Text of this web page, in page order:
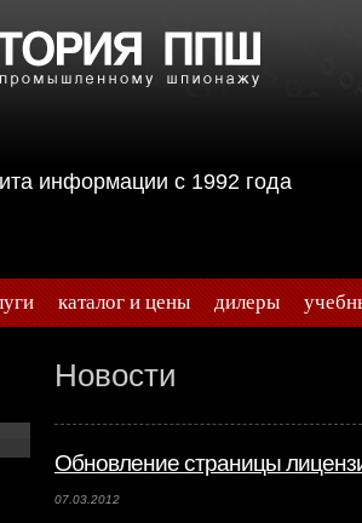
информации с 1992 года
каталог и цены дилеры
Новости
Обновление страницы
07.03.2012